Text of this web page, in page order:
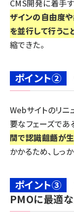
CMS開発に着手
ザインの自由度
を並行して行うこ
縮できた。
ポイント②
Webサイトのリニ
要なフェーズであ
間で認識齟齬が
かかるため、しっ
ポイント③
PMOに最適